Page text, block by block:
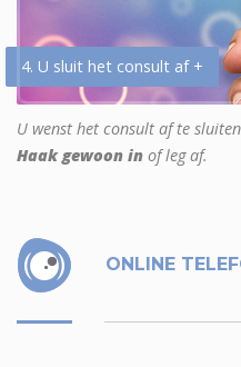
4. U sluit het consult af +
U wenst het consult af te
Haak gewoon in of leg af.
ONLINE